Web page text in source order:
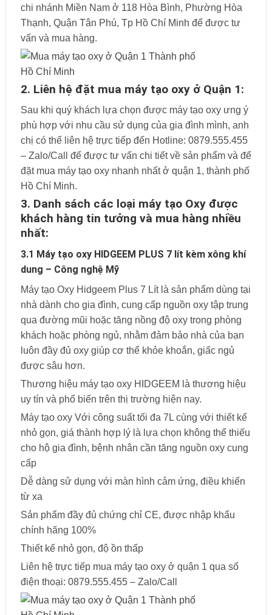
chi nhánh Miền Nam ở 118 Hòa Bình, Phường Hòa
Thạnh, Quận Tân Phú, Tp Hồ Chí Minh để được tư
vấn và mua hàng.
2. Liên hệ đặt mua máy tạo oxy ở Quận 1:
Sau khi quý khách lựa chọn được máy tạo oxy ưng ý
phù hợp với nhu cầu sử dụng của gia đình mình, anh
chị có thể liên hệ trực tiếp đến Hotline: 0879.555.455
– Zalo/Call để được tư vấn chi tiết về sản phẩm và để
đặt mua máy tạo oxy nhanh nhất ở quận 1, thành phố
Hồ Chí Minh.
3. Danh sách các loại máy tạo Oxy được
khách hàng tin tưởng và mua hàng nhiều
nhất:
3.1 Máy tạo oxy HIDGEEM PLUS 7 lít kèm xông khí
dung – Công nghệ Mỹ
Máy tạo Oxy Hidgeem Plus 7 Lít là sản phẩm dùng tại
nhà dành cho gia đình, cung cấp nguồn oxy tập trung
qua đường mũi hoặc tăng nồng độ oxy trong phòng
khách hoặc phòng ngủ, nhằm đảm bảo nhà của bạn
luôn đầy đủ oxy giúp cơ thể khỏe khoắn, giấc ngủ
được sâu hơn.
Thương hiệu máy tạo oxy HIDGEEM là thương hiệu
uy tín và phổ biến trên thị trường hiện nay.
Máy tạo oxy Với công suất tối đa 7L cùng với thiết kế
nhỏ gọn, giá thành hợp lý là lựa chọn không thể thiếu
cho hộ gia đình, bệnh nhân cần tăng nguồn oxy cung
cấp
Dễ dàng sử dụng với màn hình cảm ứng, điều khiển
từ xa
Sản phẩm đầy đủ chứng chỉ CE, được nhập khẩu
chính hãng 100%
Thiết kế nhỏ gọn, độ ồn thấp
Liên hệ trực tiếp mua máy tạo oxy ở quận 1 qua số
điện thoại: 0879.555.455 – Zalo/Call